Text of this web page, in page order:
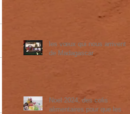
les vœux qui nous arrivent
de Madagascar
Noel 2024, des colis
alimentaires pour que les